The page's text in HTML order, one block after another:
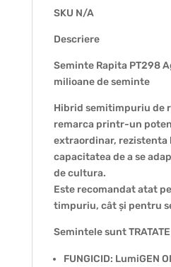
SKU N/A
Descriere
Seminte Rapita PT298
milioane de seminte
Hibrid semitimpuriu de
remarca printr-un
extraordinar, rezistenta
capacitatea de a se
de cultura.
Este recomandat atat
timpuriu, cât și pentru
Semintele sunt
FUNGICID: LumiGEN